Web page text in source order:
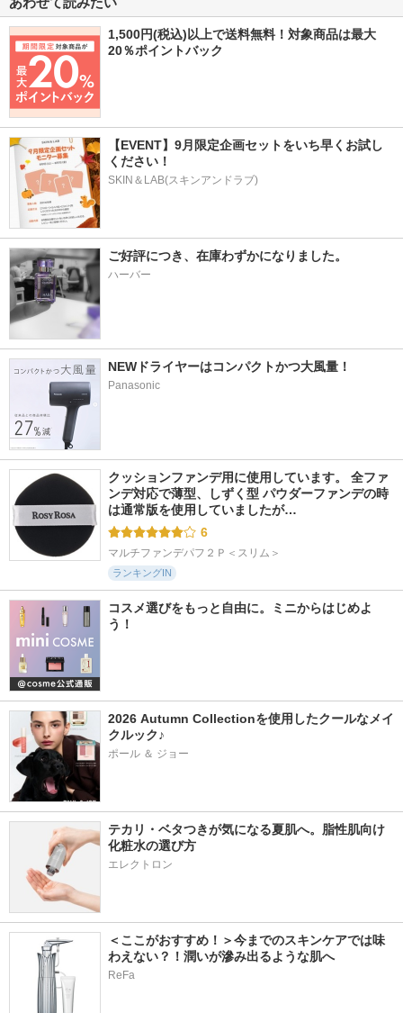
1,500円(税込)以上で送料無料！対象商品は最大
20％ポイントバック
【EVENT】9月限定企画セットをいち早くお試し
ください！
SKIN＆LAB(スキンアンドラブ)
ご好評につき、在庫わずかになりました。
ハーバー
NEWドライヤーはコンパクトかつ大風量！
Panasonic
クッションファンデ用に使用しています。 全ファ
ンデ対応で薄型、しずく型 パウダーファンデの時
は通常版を使用していましたが…
6
マルチファンデパフ２Ｐ＜スリム＞
ランキングIN
コスメ選びをもっと自由に。ミニからはじめよ
う！
2026 Autumn Collectionを使用したクールなメイ
クルック♪
ポール ＆ ジョー
テカリ・ベタつきが気になる夏肌へ。脂性肌向け
化粧水の選び方
エレクトロン
＜ここがおすすめ！＞今までのスキンケアでは味
わえない？！潤いが滲み出るような肌へ
ReFa